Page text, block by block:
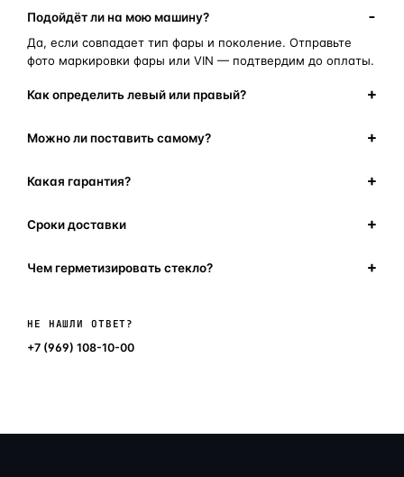
Подойдёт ли на мою машину?
Да, если совпадает тип фары и поколение. Отправьте
фото маркировки фары или VIN — подтвердим до оплаты.
Как определить левый или правый?
Можно ли поставить самому?
Какая гарантия?
Сроки доставки
Чем герметизировать стекло?
НЕ НАШЛИ ОТВЕТ?
+7 (969) 108-10-00